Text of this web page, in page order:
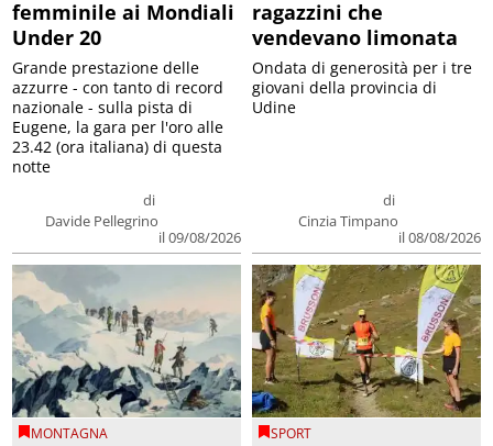
femminile ai Mondiali
Under 20
di
Davide Pellegrino
il 09/08/2026
Grande prestazione delle
azzurre - con tanto di record
nazionale - sulla pista di
Eugene, la gara per l'oro alle
23.42 (ora italiana) di questa
notte
ragazzini che
vendevano limonata
di
Cinzia Timpano
il 08/08/2026
Ondata di generosità per i tre
giovani della provincia di
Udine
MONTAGNA SPORT